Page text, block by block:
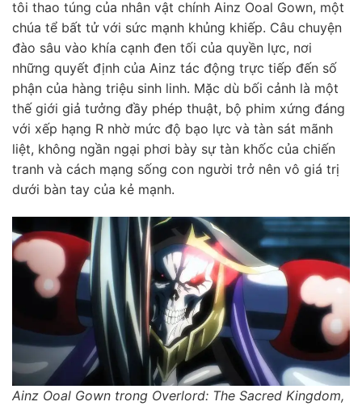
tôi thao túng của nhân vật chính Ainz Ooal Gown, một
chúa tể bất tử với sức mạnh khủng khiếp. Câu chuyện
đào sâu vào khía cạnh đen tối của quyền lực, nơi
những quyết định của Ainz tác động trực tiếp đến số
phận của hàng triệu sinh linh. Mặc dù bối cảnh là một
thế giới giả tưởng đầy phép thuật, bộ phim xứng đáng
với xếp hạng R nhờ mức độ bạo lực và tàn sát mãnh
liệt, không ngần ngại phơi bày sự tàn khốc của chiến
tranh và cách mạng sống con người trở nên vô giá trị
dưới bàn tay của kẻ mạnh.
Ainz Ooal Gown trong Overlord: The Sacred Kingdom,